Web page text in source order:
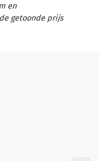
en
getoonde prijs